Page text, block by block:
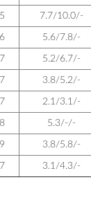
7.7/10.0/-
5.6/7.8/-
5.2/6.7/-
3.8/5.2/-
2.1/3.1/-
5.3/-/-
3.8/5.8/-
3.1/4.3/-